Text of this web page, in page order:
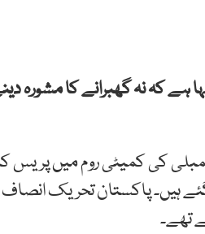
کہ نہ گھبرانے کا مشورہ
کی کمیٹی روم میں پریس
ہیں۔ پاکستان تحریک
تھے۔